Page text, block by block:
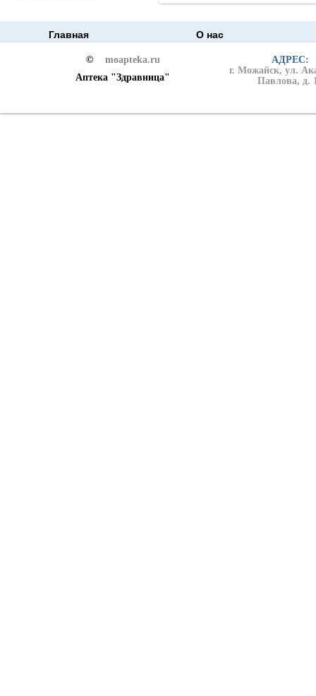
Главная О нас
©
moapteka.ru
Аптека "Здравница"
АДРЕС:
г. Можайск, ул.
Павлова, д.